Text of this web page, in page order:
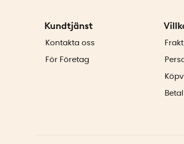
Kundtjänst
Kontakta oss
För Företag